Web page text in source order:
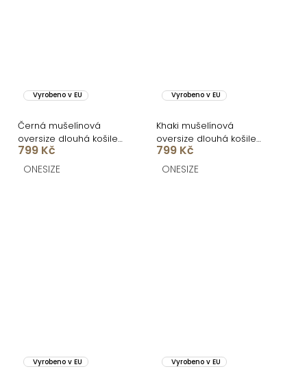
Vyrobeno v EU
Černá mušelínová
oversize dlouhá košile
MEKATHY
799 Kč
ONESIZE
Vyrobeno v EU
Khaki mušelínová
oversize dlouhá košile
MEKATHY
799 Kč
ONESIZE
Vyrobeno v EU Vyrobeno v EU